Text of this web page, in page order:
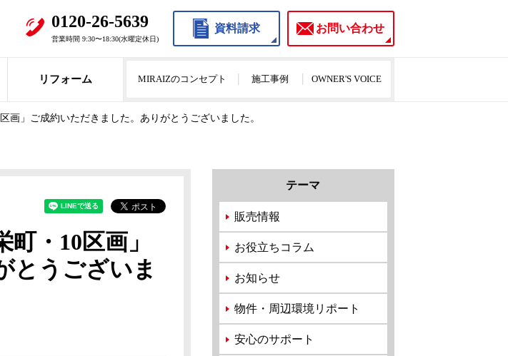
0120-26-5639
営業時間 9:30〜18:30(水曜定休日)
資料請求 お問い合わせ
リフォーム MIRAIZのコンセプト 施工事例 OWNER'S VOICE
画」ご成約いただきました。ありがとうございました。
・10区画」
とうございま
テーマ
販売情報
お役立ちコラム
お知らせ
物件・周辺環境リポート
安心のサポート